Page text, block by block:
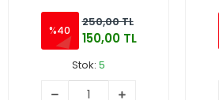
%40
250,00 TL
150,00 TL
Stok: 5